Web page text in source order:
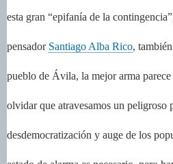
esta gran “epifanía de la
pensador Santiago Alba Rico,
pueblo de Ávila, la mejor arma
olvidar que atravesamos un peligroso
desdemocratización y auge de los